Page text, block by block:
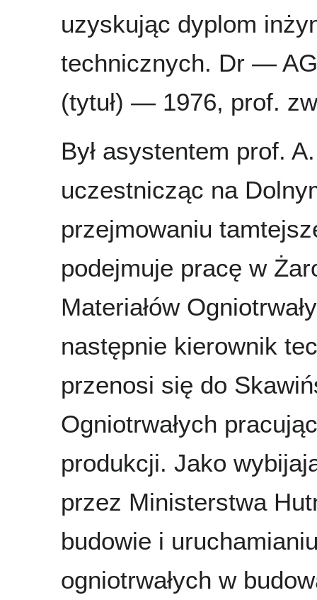
uzyskując dyplom
technicznych. Dr —
(tytuł) — 1976, prof.
Był asystentem prof.
uczestnicząc na
przejmowaniu
podejmuje pracę w
Materiałów
następnie kierownik
przenosi się do
Ogniotrwałych
produkcji. Jako
przez Ministerstwa
budowie i
ogniotrwałych w